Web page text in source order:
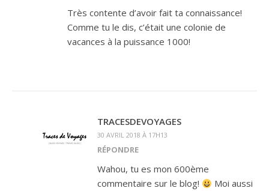
Très contente d’avoir fait ta connaissance!
Comme tu le dis, c’était une colonie de
vacances à la puissance 1000!
TRACESDEVOYAGES
30 AVRIL 2018 À 17H13
RÉPONDRE
Wahou, tu es mon 600ème
commentaire sur le blog!
Moi aussi